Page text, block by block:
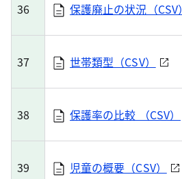
36 保護廃止の状況（CSV）
37 世帯類型（CSV）
38 保護率の比較 （CSV）
39 児童の概要（CSV）